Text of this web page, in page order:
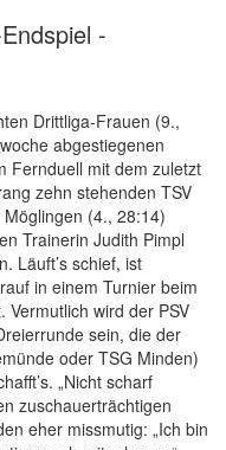
-
Drittliga-Frauen (9.,
abgestiegenen
Fernduell mit dem zuletzt
zehn stehenden TSV
(4., 28:14)
Trainerin Judith Pimpl
Läuft’s schief, ist
in einem Turnier beim
Vermutlich wird der PSV
sein, die der
oder TSG Minden)
„Nicht scharf
zuschauerträchtigen
eher missmutig: „Ich bin